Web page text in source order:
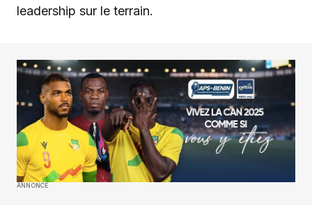
leadership sur le terrain.
ANNONCE